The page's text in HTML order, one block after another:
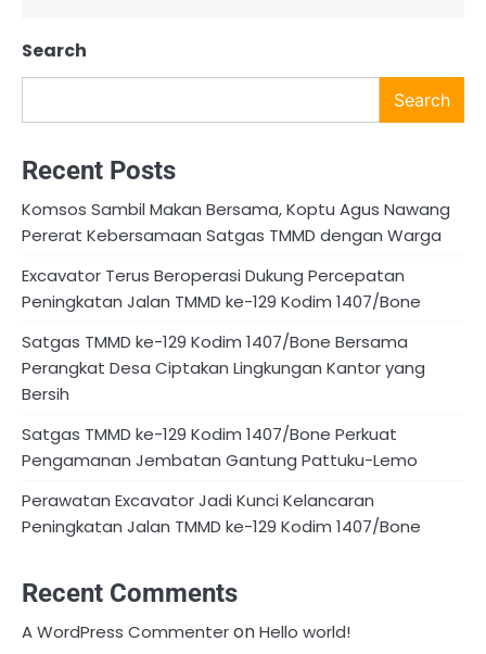
Search
Search
Recent Posts
Komsos Sambil Makan Bersama, Koptu Agus Nawang
Pererat Kebersamaan Satgas TMMD dengan Warga
Excavator Terus Beroperasi Dukung Percepatan
Peningkatan Jalan TMMD ke-129 Kodim 1407/Bone
Satgas TMMD ke-129 Kodim 1407/Bone Bersama
Perangkat Desa Ciptakan Lingkungan Kantor yang
Bersih
Satgas TMMD ke-129 Kodim 1407/Bone Perkuat
Pengamanan Jembatan Gantung Pattuku-Lemo
Perawatan Excavator Jadi Kunci Kelancaran
Peningkatan Jalan TMMD ke-129 Kodim 1407/Bone
Recent Comments
A WordPress CommenteronHello world!